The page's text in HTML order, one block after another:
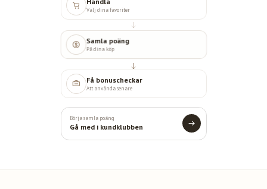
Välj dina favoriter
Samla poäng
På dina köp
Få bonuscheckar
Att använda senare
Börja samla poäng
Gå med i kundklubben